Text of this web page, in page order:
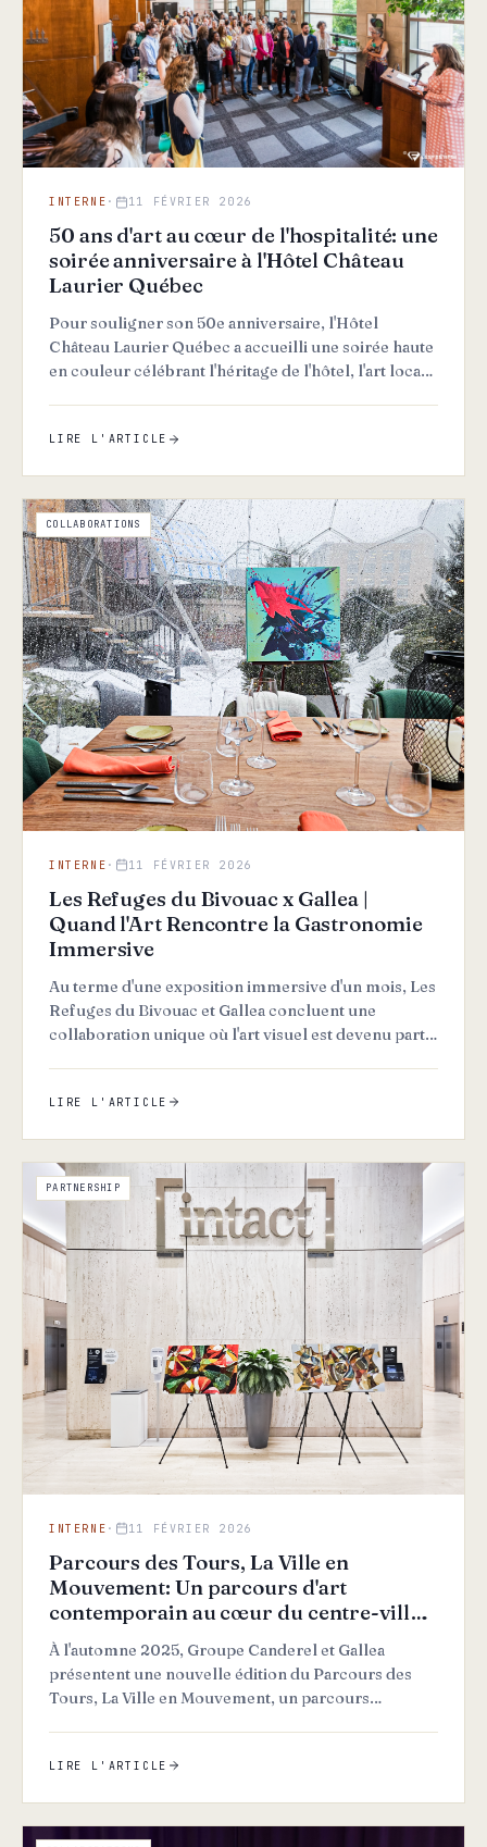
INTERNE · 11 FÉVRIER 2026
50 ans d'art au cœur de l'hospitalité: une
soirée anniversaire à l'Hôtel Château
Laurier Québec
Pour souligner son 50e anniversaire, l'Hôtel
Château Laurier Québec a accueilli une soirée haute
en couleur célébrant l'héritage de l'hôtel, l'art local
LIRE L'ARTICLE
COLLABORATIONS
INTERNE · 11 FÉVRIER 2026
Les Refuges du Bivouac x Gallea |
Quand l'Art Rencontre la Gastronomie
Immersive
Au terme d'une exposition immersive d'un mois, Les
Refuges du Bivouac et Gallea concluent une
collaboration unique où l'art visuel est devenu partie
LIRE L'ARTICLE
PARTNERSHIP
INTERNE · 11 FÉVRIER 2026
Parcours des Tours, La Ville en
Mouvement: Un parcours d'art
contemporain au cœur du centre-ville
de Montréal
À l'automne 2025, Groupe Canderel et Gallea
présentent une nouvelle édition du Parcours des
Tours, La Ville en Mouvement, un parcours
LIRE L'ARTICLE